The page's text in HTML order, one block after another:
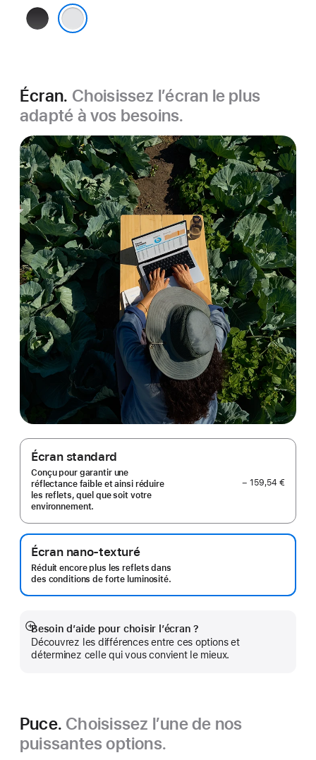
Noir sidéral
Écran. Choisissez l’écran le plus
adapté à vos besoins.
Écran standard
Conçu pour garantir une
réflectance faible et ainsi réduire
les reflets, quel que soit votre
environnement.
− 159,54 €
Écran nano-texturé
Réduit encore plus les reflets dans
des conditions de forte luminosité.
Besoin d’aide pour choisir l’écran ?
Découvrez les différences entre ces options et
déterminez celle qui vous convient le mieux.
Afficher
plus
Puce. Choisissez l’une de nos
puissantes options.